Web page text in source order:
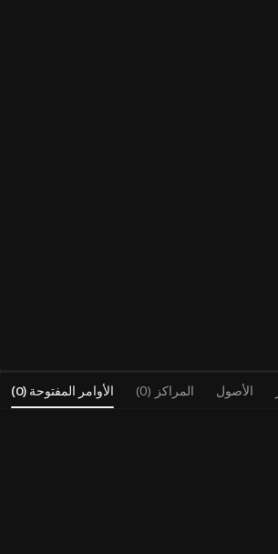
الأوامر المفتوحة (
0
) المراكز (0) الأصول